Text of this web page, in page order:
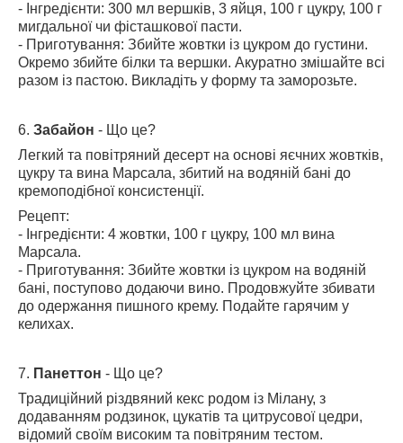
- Інгредієнти: 300 мл вершків, 3 яйця, 100 г цукру, 100 г
мигдальної чи фісташкової пасти.
- Приготування: Збийте жовтки із цукром до густини.
Окремо збийте білки та вершки. Акуратно змішайте всі
разом із пастою. Викладіть у форму та заморозьте.
6. Забайон - Що це?
Легкий та повітряний десерт на основі яєчних жовтків,
цукру та вина Марсала, збитий на водяній бані до
кремоподібної консистенції.
Рецепт:
- Інгредієнти: 4 жовтки, 100 г цукру, 100 мл вина
Марсала.
- Приготування: Збийте жовтки із цукром на водяній
бані, поступово додаючи вино. Продовжуйте збивати
до одержання пишного крему. Подайте гарячим у
келихах.
7. Панеттон - Що це?
Традиційний різдвяний кекс родом із Мілану, з
додаванням родзинок, цукатів та цитрусової цедри,
відомий своїм високим та повітряним тестом.